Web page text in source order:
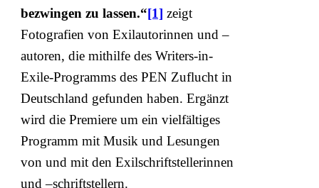
bezwingen zu lassen.“[1] zeigt
Fotografien von Exilautorinnen und –
autoren, die mithilfe des Writers-in-
Exile-Programms des PEN Zuflucht in
Deutschland gefunden haben. Ergänzt
wird die Premiere um ein vielfältiges
Programm mit Musik und Lesungen
von und mit den Exilschriftstellerinnen
und –schriftstellern.